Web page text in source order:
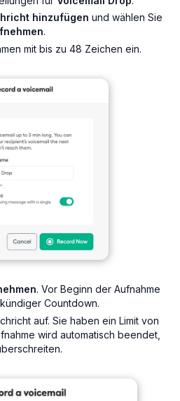
hinzufügen und wählen Sie
.
mit bis zu 48 Zeichen ein.
. Vor Beginn der Aufnahme
Countdown.
auf. Sie haben ein Limit von
wird automatisch beendet,